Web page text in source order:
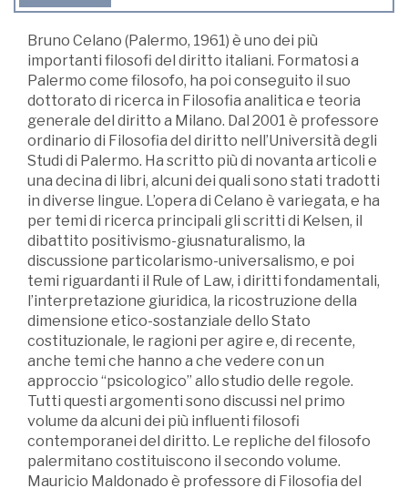
Bruno Celano (Palermo, 1961) è uno dei più
importanti filosofi del diritto italiani. Formatosi a
Palermo come filosofo, ha poi conseguito il suo
dottorato di ricerca in Filosofia analitica e teoria
generale del diritto a Milano. Dal 2001 è professore
ordinario di Filosofia del diritto nell’Università degli
Studi di Palermo. Ha scritto più di novanta articoli e
una decina di libri, alcuni dei quali sono stati tradotti
in diverse lingue. L’opera di Celano è variegata, e ha
per temi di ricerca principali gli scritti di Kelsen, il
dibattito positivismo-giusnaturalismo, la
discussione particolarismo-universalismo, e poi
temi riguardanti il Rule of Law, i diritti fondamentali,
l’interpretazione giuridica, la ricostruzione della
dimensione etico-sostanziale dello Stato
costituzionale, le ragioni per agire e, di recente,
anche temi che hanno a che vedere con un
approccio “psicologico” allo studio delle regole.
Tutti questi argomenti sono discussi nel primo
volume da alcuni dei più influenti filosofi
contemporanei del diritto. Le repliche del filosofo
palermitano costituiscono il secondo volume.
Mauricio Maldonado è professore di Filosofia del